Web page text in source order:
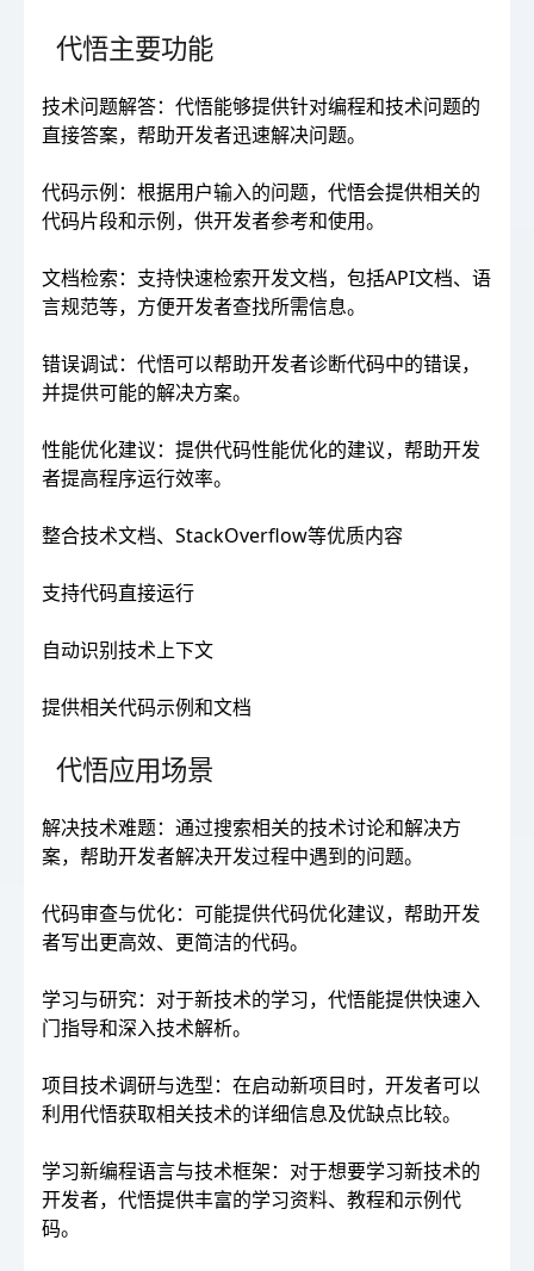
代悟主要功能
技术问题解答：代悟能够提供针对编程和技术问题的
直接答案，帮助开发者迅速解决问题。
代码示例：根据用户输入的问题，代悟会提供相关的
代码片段和示例，供开发者参考和使用。
文档检索：支持快速检索开发文档，包括API文档、语
言规范等，方便开发者查找所需信息。
错误调试：代悟可以帮助开发者诊断代码中的错误，
并提供可能的解决方案。
性能优化建议：提供代码性能优化的建议，帮助开发
者提高程序运行效率。
整合技术文档、StackOverflow等优质内容
支持代码直接运行
自动识别技术上下文
提供相关代码示例和文档
代悟应用场景
解决技术难题：通过搜索相关的技术讨论和解决方
案，帮助开发者解决开发过程中遇到的问题。
代码审查与优化：可能提供代码优化建议，帮助开发
者写出更高效、更简洁的代码。
学习与研究：对于新技术的学习，代悟能提供快速入
门指导和深入技术解析。
项目技术调研与选型：在启动新项目时，开发者可以
利用代悟获取相关技术的详细信息及优缺点比较。
学习新编程语言与技术框架：对于想要学习新技术的
开发者，代悟提供丰富的学习资料、教程和示例代
码。